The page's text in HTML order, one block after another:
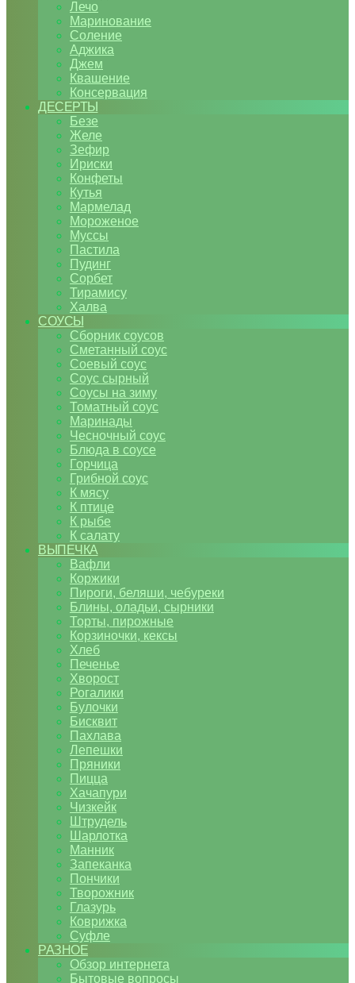
Лечо
Маринование
Соление
Аджика
Джем
Квашение
Консервация
ДЕСЕРТЫ
Безе
Желе
Зефир
Ириски
Конфеты
Кутья
Мармелад
Мороженое
Муссы
Пастила
Пудинг
Сорбет
Тирамису
Халва
СОУСЫ
Сборник соусов
Сметанный соус
Соевый соус
Соус сырный
Соусы на зиму
Томатный соус
Маринады
Чесночный соус
Блюда в соусе
Горчица
Грибной соус
К мясу
К птице
К рыбе
К салату
ВЫПЕЧКА
Вафли
Коржики
Пироги, беляши, чебуреки
Блины, оладьи, сырники
Торты, пирожные
Корзиночки, кексы
Хлеб
Печенье
Хворост
Рогалики
Булочки
Бисквит
Пахлава
Лепешки
Пряники
Пицца
Хачапури
Чизкейк
Штрудель
Шарлотка
Манник
Запеканка
Пончики
Творожник
Глазурь
Коврижка
Суфле
РАЗНОЕ
Обзор интернета
Бытовые вопросы